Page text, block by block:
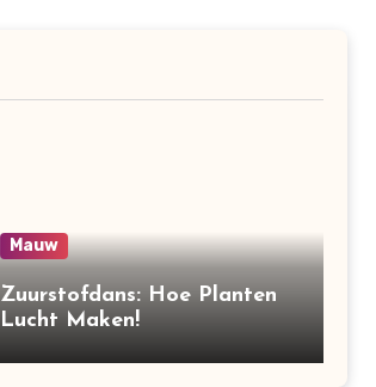
Mauw
Zuurstofdans: Hoe Planten
Lucht Maken!